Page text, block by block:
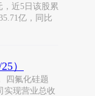
，近5日该股累
亿，同比
）
四氟化硅题
实现营业总收